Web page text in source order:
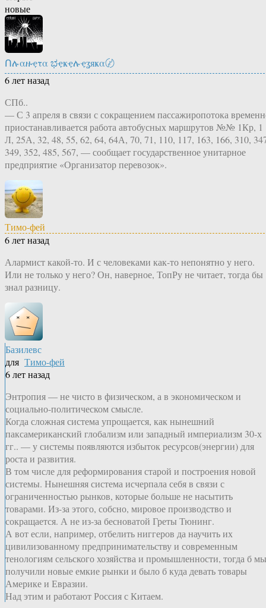
новые
Ոሉαዙҿτα ಭҿҝҿሉҿʓяҝα〄
6 лет назад
СПб..
— С 3 апреля в связи с сокращением пассажиропотока
приостанавливается работа автобусных маршрутов №№ 1Кр, 1
Л, 25А, 32, 48, 55, 62, 64, 64А, 70, 71, 110, 117, 163, 166, 310,
349, 352, 485, 567, — сообщает государственное унитарное
предприятие «Организатор перевозок».
Тимо-фей
6 лет назад
Алармист какой-то. И с человеками как-то непонятно у него.
Или не только у него? Он, наверное, ТопРу не читает, тогда бы
знал разницу.
Базилевс
для Тимо-фей
6 лет назад
Энтропия — не чисто в физическом, а в экономическом и
социально-политическом смысле.
Когда сложная система упрощается, как нынешний
паксамериканский глобализм или западный империализм 30-х
гг.. — у системы появляются избыток ресурсов(энергии) для
роста и развития.
В том числе для реформирования старой и построения новой
системы. Нынешняя система исчерпала себя в связи с
ограниченностью рынков, которые больше не насытить
товарами. Из-за этого, собсно, мировое производство и
сокращается. А не из-за бесноватой Греты Тюнинг.
А вот если, например, отбелить ниггеров да научить их
цивилизованному предпринимательству и современным
тенологиям сельского хозяйства и промышленности, тогда б мы
получили новые емкие рынки и было б куда девать товары
Америке и Евразии.
Над этим и работают Россия с Китаем.